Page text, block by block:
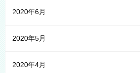
2020年6月
2020年5月
2020年4月